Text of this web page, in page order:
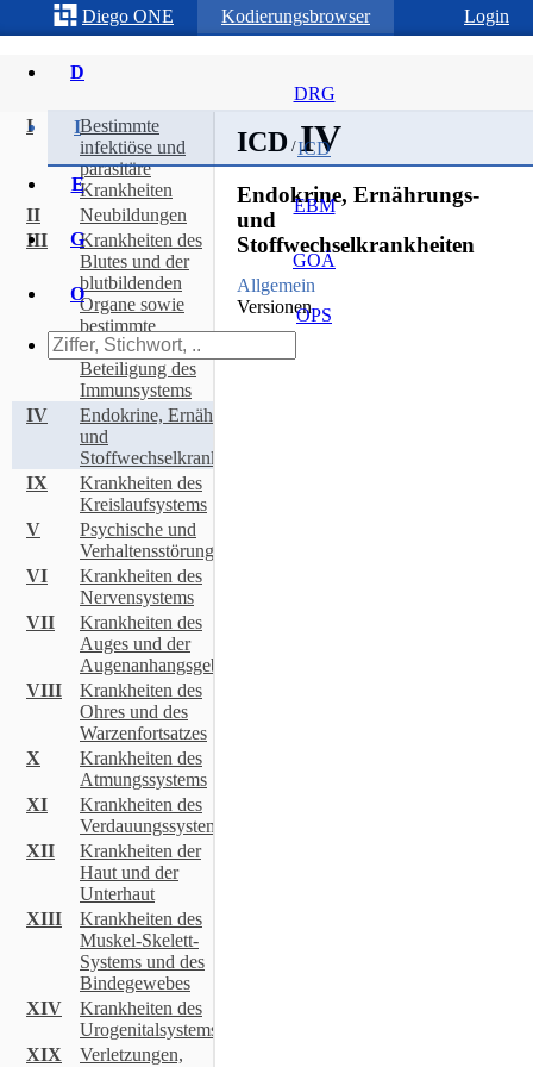
Diego ONE Kodierungsbrowser Login
D
DRG
I
ICD
E
EBM
G
GOÄ
O
OPS
I
Bestimmte
infektiöse und
parasitäre
Krankheiten
II
Neubildungen
III
Krankheiten des
Blutes und der
blutbildenden
Organe sowie
bestimmte
Störungen mit
Beteiligung des
Immunsystems
IV
Endokrine, Ernährungs-
und
Stoffwechselkrankheiten
IX
Krankheiten des
Kreislaufsystems
V
Psychische und
Verhaltensstörungen
VI
Krankheiten des
Nervensystems
VII
Krankheiten des
Auges und der
Augenanhangsgebilde
VIII
Krankheiten des
Ohres und des
Warzenfortsatzes
X
Krankheiten des
Atmungssystems
XI
Krankheiten des
Verdauungssystems
XII
Krankheiten der
Haut und der
Unterhaut
XIII
Krankheiten des
Muskel-Skelett-
Systems und des
Bindegewebes
XIV
Krankheiten des
Urogenitalsystems
XIX
Verletzungen,
ICD /IV
Endokrine, Ernährungs-
und
Stoffwechselkrankheiten
Allgemein
Versionen
ICD Katalog Copyright © [object